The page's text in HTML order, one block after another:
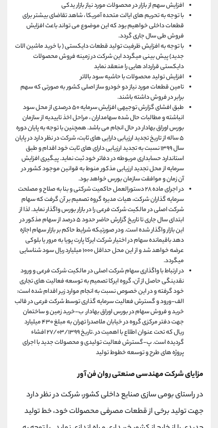
افزایش سهم از بازار در محصولات مورد نیاز بازار یدکی
با توجه به تحریم های ایالت متحده آمریکا ، شاهد تقاضای بیشتر برای
قطعات داخلی خواهیم بود که این موضوع می تواند باعث افزایش
فروش طی سال جاری گردد.
با توجه به افزایش ظرفیت تولید قطعات دایکستی ( با خرید ماشین الات
جدید) پیش بینی میگردد این شرکت در زمینه فروش محصولات
دایکستی قرارداد هایی را منعقد نماید
افزایش تولید محصولات با حاشیه سود بالاتر
تامین قطعات مورد نیاز دو خودرو ساز اصلی کشور به صورتی که سهم
برابر در فروش داشته باشند.
طبق افشای گزارش توجیهی افزایش سرمایه ۵۰ درصدی از محل سود
انباشته و مطالبات حال شده سهامداران ، مراحل اخذ تاییدیه از سازمان
بورس اوراق بهادار در حال انجام می باشد. همچنین با توجه به پایان دوره
۵ ساله از تاریخ تجدید ارزیابی دارایی های ثابت، شرکت در نظر دارد در پایان
سال ۱۳۹۹ نسبت به تجدید ارزیابی دارای های ثابت خود اقدام و طبق
استاندارد حسابداری مربوطه در دفاتر خود ثبت نماید. پیگیری افزایش
سرمایه از محل تجدید ارزیابی مذکور منوط به قوانین موجود کشور در
آن زمان و موافقت سازمان بورس خواهد بود.
در اجرای ماده ۲۸ دستورالعمل حاکمیت شرکتی و بنا به صلاح و مصلحت
سرمایه گذاران شرکت، هیات مدیره گروه تصمیم بر آن گرفت که سهام
شرکت اصلی در مالکیت شرکت فرعی را در بازار بورس واگذار نماید. لذا از
ابتدای سال جاری تا تاریخ گزارش حاضر حدود ۵ درصد از سهام مذکور در
این بازار واگذار شده است. ودر صورتیکه شرایط حاکم بر بازار سهام اجازه
دهد باقیمانده سهام در اختیار شرکت ایرکا پارت پویا به مرور یا بلوکی
عرضه خواهد شد و از این محل حداقل ۱۰۰۰ میلیارد ریال سود شناسایی
میگردد.
در ارتباط با واگذاری سهام شرکت اصلی در مالکیت شرکت فرعی و ورود
نقدینگی حاصل از آن، گروه ایرکا تصمیم به توسعه فعالیت های تجاری
خود گرفته و در این خصوص نسبت به انجام موارد زیر اقدام شده است:
الف-ورود و گسترش فعالیت سرمایه گذاری توسط شرکت فرعی در قالب
خرید و فروش سهام در بورس اوراق بهادار. ب-خرید زمین و ساختمان
جهت دفتر مرکزی گروه در خیابان ملاصدرا تهران به مبلغ ۴۳۰ میلیارد
ریال که تحت عنوان اطلاع با اهمیت در .تاریخ ۲۷/۰۳/۱۳۹۹ افشاء
گردیده است. پ-گسترش فعالیت تولیدی و محصولات جدید با اجرای
پروژه های طرح و توسعه خطوط تولید
مزایای شرکت مهندسی صنعتی روان فن آور
در راستای بومی سازی صنایع داخلی کشور، شرکت در نظر دارد
جهت تولید برخی از قطعات مصرفی محصولات خود، خط تولید